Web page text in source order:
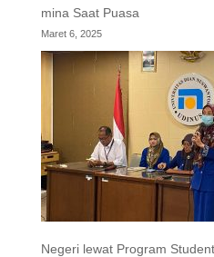
mina Saat Puasa
Maret 6, 2025
Negeri lewat Program